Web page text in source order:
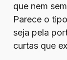
que nem
Parece o
seja pela
curtas que